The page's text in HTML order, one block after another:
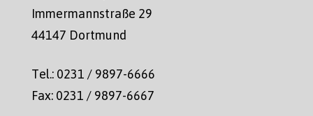
Immermannstraße 29
44147 Dortmund
Tel.: 0231 / 9897-6666
Fax: 0231 / 9897-6667